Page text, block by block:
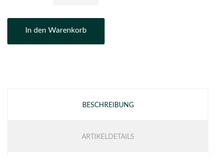
In den Warenkorb
BESCHREIBUNG
ARTIKELDETAILS